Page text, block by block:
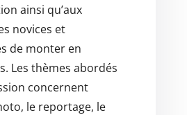
ainsi qu’aux
novices et
de monter en
Les thèmes abordés
concernent
le reportage, le